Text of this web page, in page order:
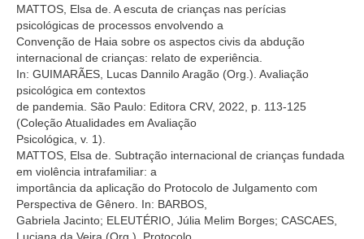
MATTOS, Elsa de. A escuta de crianças nas perícias
psicológicas de processos envolvendo a
Convenção de Haia sobre os aspectos civis da abdução
internacional de crianças: relato de experiência.
In: GUIMARÃES, Lucas Dannilo Aragão (Org.). Avaliação
psicológica em contextos
de pandemia. São Paulo: Editora CRV, 2022, p. 113-125
(Coleção Atualidades em Avaliação
Psicológica, v. 1).
MATTOS, Elsa de. Subtração internacional de crianças fundada
em violência intrafamiliar: a
importância da aplicação do Protocolo de Julgamento com
Perspectiva de Gênero. In: BARBOS,
Gabriela Jacinto; ELEUTÉRIO, Júlia Melim Borges; CASCAES,